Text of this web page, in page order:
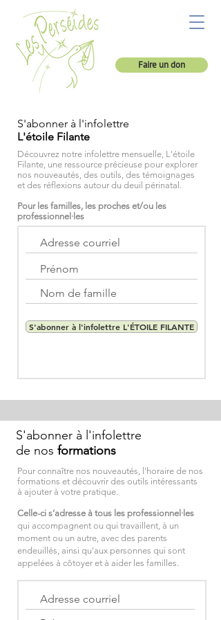
Faire un don
S'abonner à l'infolettre
L'étoile Filante
Découvrez notre infolettre mensuelle, L'étoile
Filante, une ressource précieuse pour explorer
nos nouveautés, des outils, des témoignages
et des réflexions autour du deuil périnatal.
Pour les familles, les proches et/ou les
professionnel·les
S'abonner à l'infolettre L'ÉTOILE FILANTE
S'abonner à l'infolettre
de nos formations
Pour connaître nos nouveautés, l'horaire de nos
formations et découvrir des outils intéressants
à ajouter à votre pratique.
Celle-ci s’adresse à tous les professionnel·les
qui accompagnent ou qui travaillent, à un
moment ou un autre, avec des parents
endeuillés, ainsi qu’aux personnes qui sont
appelées à côtoyer et à aider les familles.